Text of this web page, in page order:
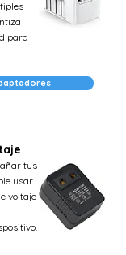
para
tus
usar
voltaje